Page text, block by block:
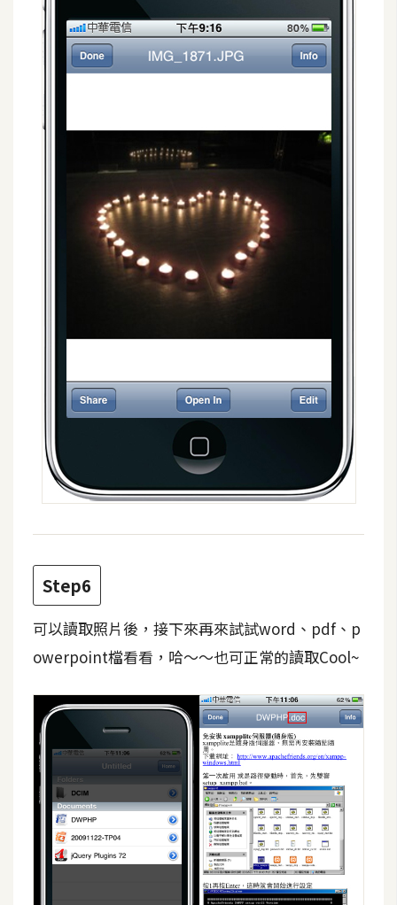
示
免
型
開
發
熱
門
章
全
站
導
覽
合
作
Step6
可以讀取照片後，接下來再來試試word、pdf、p
owerpoint檔看看，哈～～也可正常的讀取Cool~